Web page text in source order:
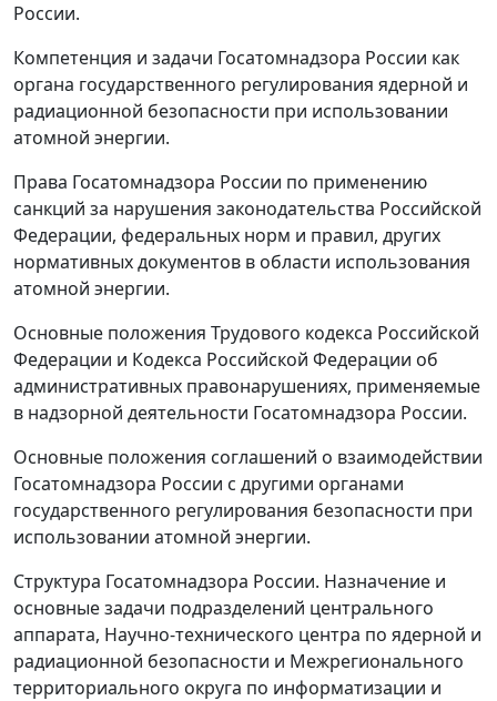
России.
Компетенция и задачи Госатомнадзора России как
органа государственного регулирования ядерной и
радиационной безопасности при использовании
атомной энергии.
Права Госатомнадзора России по применению
санкций за нарушения законодательства Российской
Федерации, федеральных норм и правил, других
нормативных документов в области использования
атомной энергии.
Основные положения Трудового кодекса Российской
Федерации и Кодекса Российской Федерации об
административных правонарушениях, применяемые
в надзорной деятельности Госатомнадзора России.
Основные положения соглашений о взаимодействии
Госатомнадзора России с другими органами
государственного регулирования безопасности при
использовании атомной энергии.
Структура Госатомнадзора России. Назначение и
основные задачи подразделений центрального
аппарата, Научно-технического центра по ядерной и
радиационной безопасности и Межрегионального
территориального округа по информатизации и